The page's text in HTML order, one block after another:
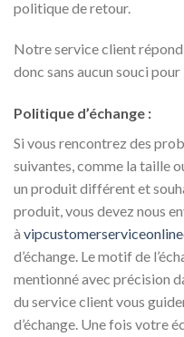
politique de retour.
Notre service client répond
donc sans aucun souci
Politique d’échange :
Si vous rencontrez des
suivantes, comme la taille
un produit différent et
produit, vous devez nous
à
d’échange. Le motif de
mentionné avec précision
du service client vous
d’échange. Une fois votre